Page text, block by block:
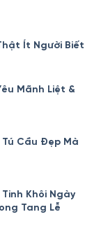
Ít Người Biết
Mãnh Liệt &
Cầu Đẹp Mà
Khôi Ngày
Tang Lễ